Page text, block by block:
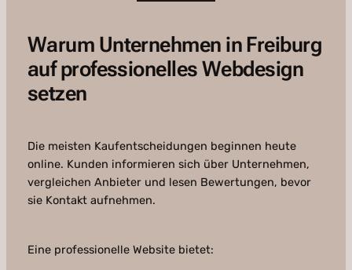
Warum Unternehmen in Freiburg
auf professionelles Webdesign
setzen
Die meisten Kaufentscheidungen beginnen heute
online. Kunden informieren sich über Unternehmen,
vergleichen Anbieter und lesen Bewertungen, bevor
sie Kontakt aufnehmen.
Eine professionelle Website bietet: